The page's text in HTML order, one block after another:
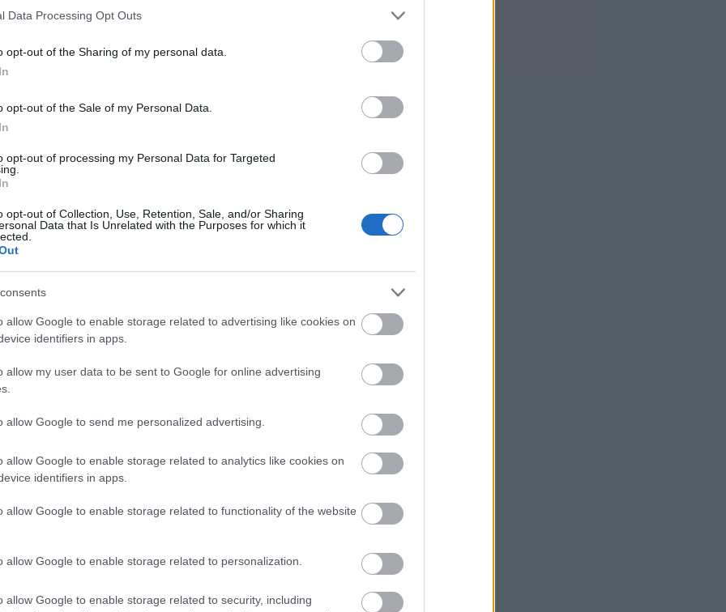
Data Processing Opt Outs
opt-out of the Sharing of my personal data.
opt-out of the Sale of my Personal Data.
opt-out of processing my Personal Data for Targeted
opt-out of Collection, Use, Retention, Sale, and/or Sharing
Data that Is Unrelated with the Purposes for which it
allow Google to enable storage related to advertising like cookies on
identifiers in apps.
allow my user data to be sent to Google for online advertising
allow Google to send me personalized advertising.
allow Google to enable storage related to analytics like cookies on
identifiers in apps.
allow Google to enable storage related to functionality of the website
allow Google to enable storage related to personalization.
allow Google to enable storage related to security, including
αποφάσισε την ανάκληση όλων
σε εξέλιξη οι σχετικοί έλεγχοι.
έχουν προμηθευτεί το προϊόν να μην
πληροφορία σχετικά με τη διαδικασία
οι καταναλωτές δύνανται να
Α.Ε. (https://www.dimfil.gr)
και μάθετε πρώτοι όλες τις ειδήσεις
από την
στοιχηματικές - Ποιος επισκέφθηκε τα
ποτήρι του ΣΥΡΙΖΑ
Βιοτέρ: Στο Πρωτοδικείο Αθηνών η
συμφωνία εξυγίανσης
Άνοδος σχεδόν 4% για το πετρέλαιο
καθώς το Ιράν εξετάζει περιορισμούς
Δήμας: «Προχωρούν τα έργα σε όλο το
μήκος του ΒΟΑΚ»
Υεμένη: Επίθεση των Χούθι σε
κυβερνητικές δυνάμεις - Τουλάχιστον
απαγόρευση διέλευσης πλοίων από
ΗΠΑ και Ισραήλ από το Ορμούζ
στην Ιαπωνία
20:12
Οπλισμένα τουρκικά F-16
πραγματοποίησαν 10 παραβάσεις και
Ο Ζελένσκι θα επισκεφθεί τη Σερβία
Ξεκινούν τα δοκιμαστικά δρομολόγια
της επέκτασης του Μετρό
Θεσσαλονίκης προς την Καλαμαριά
18η συνεχόμενη χρονιά
δολαρίων για τη DeepSeek
Βρεττού (Credia): Πιστωτική επέκταση
άνω των 1,3 δισ. ευρώ φέτος -
Επιταχύνει την ανάπτυξη, μεταθέτει